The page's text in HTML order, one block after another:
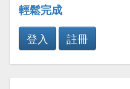
輕鬆完成
登入
註冊